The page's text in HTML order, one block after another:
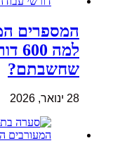
המספרים
למה
שחשבתם?
28 ינואר, 2026